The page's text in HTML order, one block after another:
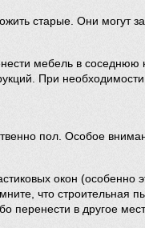
старые. Они могут
мебель в
При необходимости
пол. Особое
окон
что строительная
перенести в другое